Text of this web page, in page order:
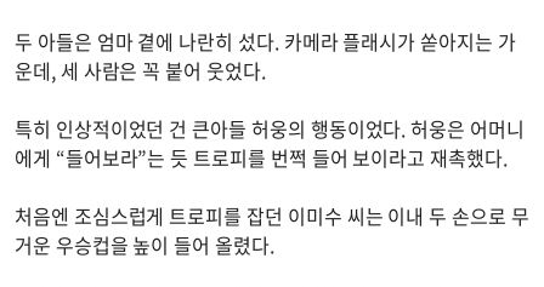
두 아들은 엄마 곁에 나란히 섰다. 카메라 플래시가 쏟아지는 가
운데, 세 사람은 꼭 붙어 웃었다.
특히 인상적이었던 건 큰아들 허웅의 행동이었다. 허웅은 어머니
에게 “들어보라”는 듯 트로피를 번쩍 들어 보이라고 재촉했다.
처음엔 조심스럽게 트로피를 잡던 이미수 씨는 이내 두 손으로 무
거운 우승컵을 높이 들어 올렸다.